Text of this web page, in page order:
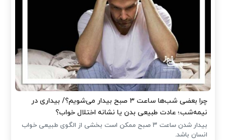
چرا بعضی شب‌ها ساعت ۳ صبح بیدار می‌شویم؟/ بیداری در
نیمه‌شب؛ عادت طبیعی بدن یا نشانه اختلال خواب؟
بیدار شدن ساعت ۳ صبح ممکن است بخشی از الگوی طبیعی خواب
انسان باشد.